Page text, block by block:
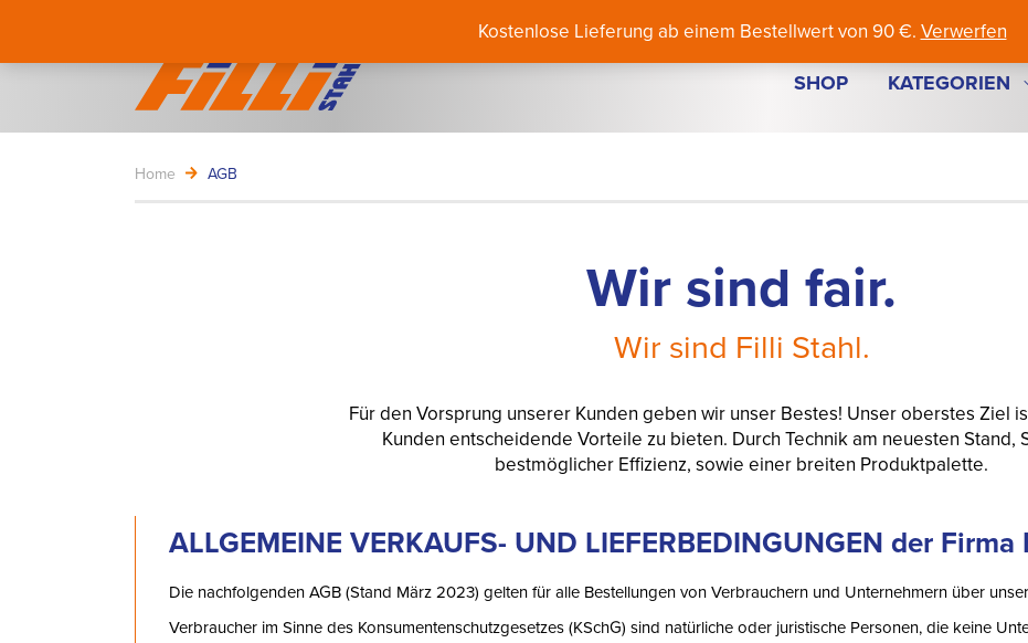
Kostenlose Lieferung ab einem Bestellwert von 90 €. Verwerfen
SHOP KATEGORIEN
Home AGB
Wir sind fair.
Wir sind Filli Stahl.
Für den Vorsprung unserer Kunden geben wir unser Bestes! Unser oberstes Ziel
Kunden entscheidende Vorteile zu bieten. Durch Technik am neuesten Stand,
bestmöglicher Effizienz, sowie einer breiten Produktpalette.
ALLGEMEINE VERKAUFS- UND LIEFERBEDINGUNGEN der
Die nachfolgenden AGB (Stand März 2023) gelten für alle Bestellungen von Verbrauchern und Unternehmern über
Verbraucher im Sinne des Konsumentenschutzgesetzes (KSchG) sind natürliche oder juristische Personen, die keine